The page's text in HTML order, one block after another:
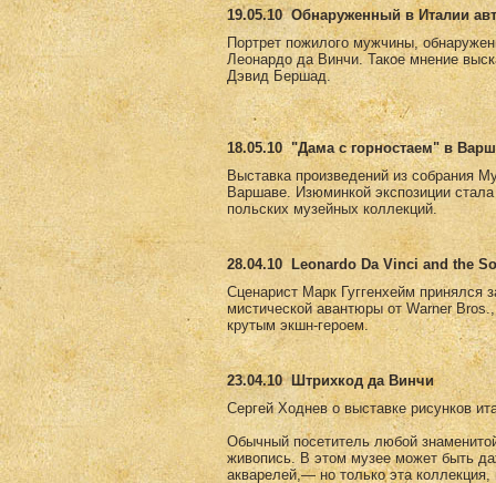
19.05.10 Обнаруженный в Италии
Портрет пожилого мужчины,
Леонардо да Винчи. Такое мнение
Дэвид Бершад.
18.05.10 "Дама с горностаем" в
Выставка произведений из собрания
Варшаве. Изюминкой экспозиции
польских музейных коллекций.
28.04.10
Leonardo Da Vinci and the
Сценарист Марк Гуггенхейм принялся
мистической авантюры от Warner
крутым экшн-героем.
23.04.10 Штрихкод да Винчи
Сергей Ходнев о выставке рисунков
Обычный посетитель любой
живопись. В этом музее может быть
акварелей,— но только эта